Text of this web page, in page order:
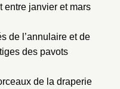
entre janvier et mars
de l’annulaire et de
des pavots
de la draperie